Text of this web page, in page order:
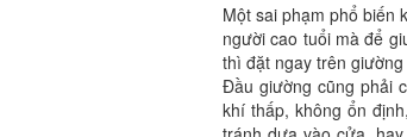
Một sai phạm phổ biến
người cao tuổi mà để
thì đặt ngay trên
Đầu giường cũng phải
khí thấp, không ổn